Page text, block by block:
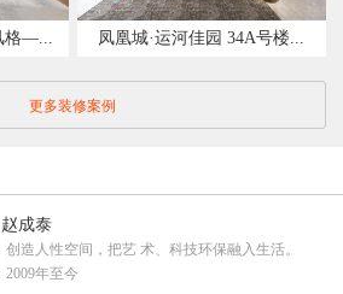
格—... 凤凰城·运河佳园 34A号楼...
更多装修案例
成泰
创造人性空间，把艺 术、科技环保融入生活。
2009年至今